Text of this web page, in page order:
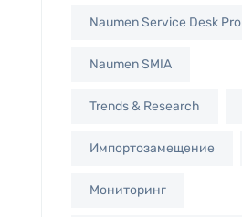
Naumen Service Desk Pro
Naumen SMIA
Trends & Research
Импортозамещение
Мониторинг